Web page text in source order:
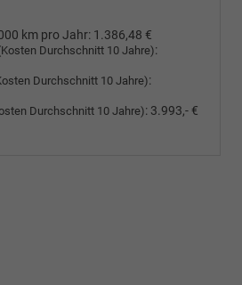
km pro Jahr: 1.386,48 €
Durchschnitt 10 Jahre):
Durchschnitt 10 Jahre):
Durchschnitt 10 Jahre): 3.993,- €